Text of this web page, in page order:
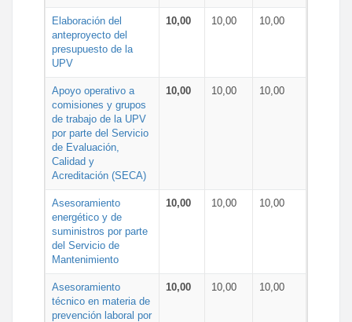
Elaboración del
anteproyecto del
presupuesto de la
UPV
10,00 10,00 10,00
Apoyo operativo a
comisiones y grupos
de trabajo de la UPV
por parte del Servicio
de Evaluación,
Calidad y
Acreditación (SECA)
10,00 10,00 10,00
Asesoramiento
energético y de
suministros por parte
del Servicio de
Mantenimiento
10,00 10,00 10,00
Asesoramiento
técnico en materia de
prevención laboral por
10,00 10,00 10,00